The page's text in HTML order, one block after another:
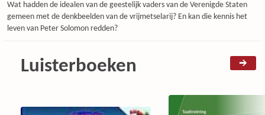
Wat hadden de idealen van de geestelijk vaders van de Verenigde Staten
gemeen met de denkbeelden van de vrijmetselarij? En kan die kennis het
leven van Peter Solomon redden?
Luisterboeken